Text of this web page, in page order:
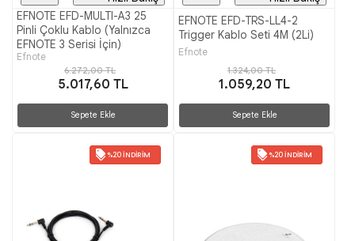
EFNOTE EFD-MULTI-A3 25
Pinli Çoklu Kablo (Yalnızca
EFNOTE 3 Serisi İçin)
Efnote
6.272,00 TL
5.017,60 TL
Sepete Ekle
EFNOTE EFD-TRS-LL4-2
Trigger Kablo Seti 4M (2Li)
Efnote
1.324,00 TL
1.059,20 TL
Sepete Ekle
%20 İNDIRIM %20 İNDIRIM